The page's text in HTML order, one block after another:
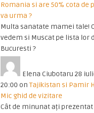
Romania si are 50% cota de
va urma ?
Multa sanatate mamei tale!
vedem si Muscat pe lista lor
Bucuresti ?
Elena Ciubotaru 28
20:00 on Tajikistan si Pamir
Mic ghid de vizitare
Cât de minunat ați prezentat